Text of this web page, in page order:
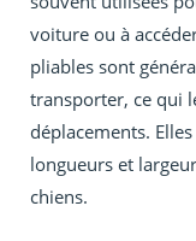
voiture ou à
pliables sont
transporter, ce qui
déplacements.
longueurs et
chiens.